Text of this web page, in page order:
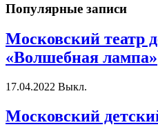
Популярные записи
Московский театр
«Волшебная лампа»
17.04.2022 Выкл.
Московский